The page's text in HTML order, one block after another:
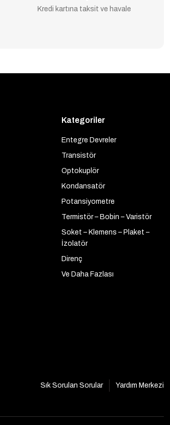
Kredi kartına taksit ve havale
Kategoriler
Entegre Devreler
Transistör
Optokuplör
Kondansatör
Potansiyometre
Termistör – Bobin – Varistör
Soket – Klemens – Plaket –
İzolatör
Direnç
Ve Daha Fazlası
Sık Sorulan Sorular
Yardım Merkezi